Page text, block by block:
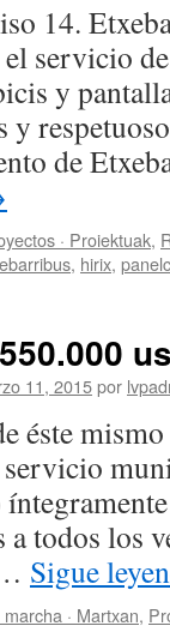
14.
servicio
y
y
de
· Proiektuak,
, hirix,
11, 2015por
éste
servicio
a todos los
Sigue
marcha · Martxan,